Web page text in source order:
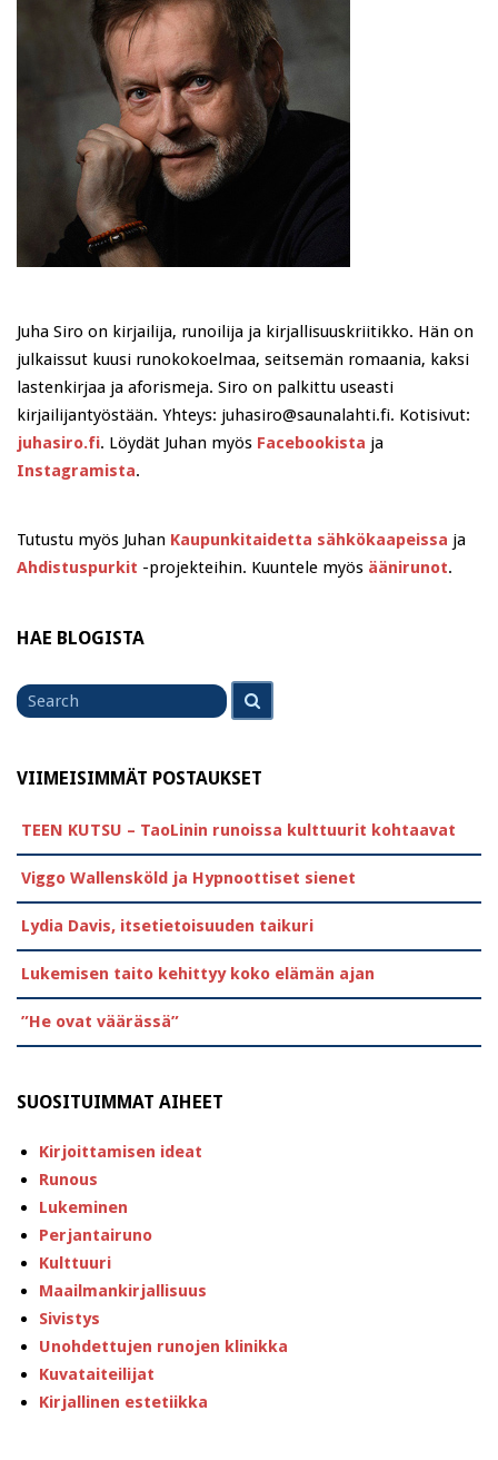
Juha Siro on kirjailija, runoilija ja kirjallisuuskriitikko. Hän on
julkaissut kuusi runokokoelmaa, seitsemän romaania, kaksi
lastenkirjaa ja aforismeja. Siro on palkittu useasti
kirjailijantyöstään. Yhteys: juhasiro@saunalahti.fi. Kotisivut:
juhasiro.fi. Löydät Juhan myös Facebookista ja
Instagramista.
Tutustu myös Juhan Kaupunkitaidetta sähkökaapeissa ja
Ahdistuspurkit -projekteihin. Kuuntele myös äänirunot.
HAE BLOGISTA
Search
for
VIIMEISIMMÄT POSTAUKSET
TEEN KUTSU – TaoLinin runoissa kulttuurit kohtaavat
Viggo Wallensköld ja Hypnoottiset sienet
Lydia Davis, itsetietoisuuden taikuri
Lukemisen taito kehittyy koko elämän ajan
”He ovat väärässä”
SUOSITUIMMAT AIHEET
Kirjoittamisen ideat
Runous
Lukeminen
Perjantairuno
Kulttuuri
Maailmankirjallisuus
Sivistys
Unohdettujen runojen klinikka
Kuvataiteilijat
Kirjallinen estetiikka